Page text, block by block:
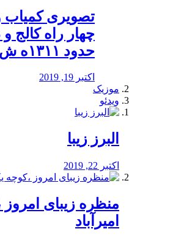
️تصویری کمیاب
چهار راه كالج و
حدود ۱۳۱۱ه ش
اکتبر 19, 2019
موزیک
ویدئو
البرز زیبا
اکتبر 22, 2019
منظره‌‌ زیبای امروز
امیرآباد